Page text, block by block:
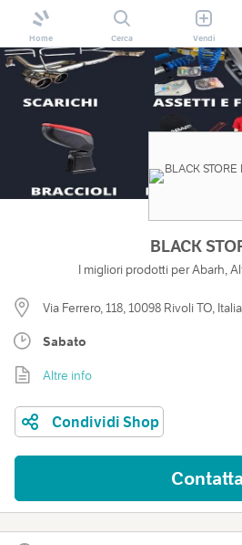
Home Cerca Vendi
BLACK
I migliori prodotti per Abarh,
Via Ferrero, 118, 10098 Rivoli TO, Italia
Sabato
Altre info
Condividi Shop
Contatta